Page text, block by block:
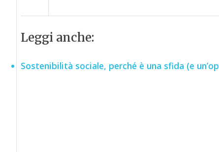
Leggi anche:
Sostenibilità sociale, perché è una sfida (e